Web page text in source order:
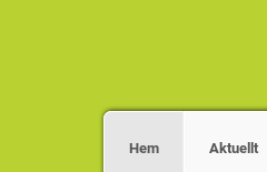
Hem Aktuellt